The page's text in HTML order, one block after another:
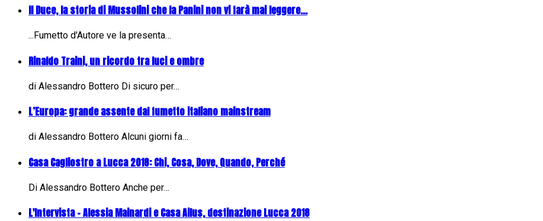
Il Duce, la storia di Mussolini che la Panini non vi farà mai leggere...
...Fumetto d'Autore ve la presenta…
Rinaldo Traini, un ricordo tra luci e ombre
di Alessandro Bottero Di sicuro per…
L’Europa: grande assente dal fumetto italiano mainstream
di Alessandro Bottero Alcuni giorni fa…
Casa Cagliostro a Lucca 2018: Chi, Cosa, Dove, Quando, Perché
Di Alessandro Bottero Anche per…
L'Intervista - Alessia Mainardi e Casa Ailus, destinazione Lucca 2018